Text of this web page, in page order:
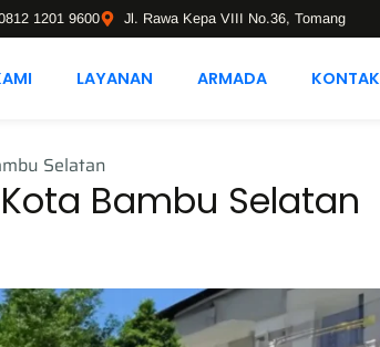
1201 9600 Jl. Rawa Kepa VIII No.36, Tomang
LAYANAN ARMADA KONTAK
Selatan
Bambu Selatan